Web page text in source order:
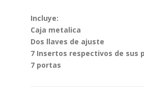
Incluye:
Caja metalica
Dos llaves de ajuste
7 Insertos respectivos de sus
7 portas